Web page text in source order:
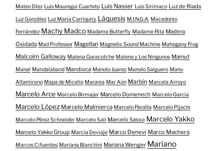
Mateo Díez Luis Mauregui Cuarteto Luis Nasser Luis Sirimaco Luz de Riada
Luz González Luz Maria Carriquiry Láquesis M.I.N.G.A. Macedonio
Fernández Machy Madco Madame Butterfly Madame Rita Madera
Oxidada Mad Professor Magellan Magnetic Sound Machine Mahogany Frog
Malcolm Galloway Malena Garacotche Malena y Los Ningunos Mamut
Manal Mandalaband Mandioca Manolo Juarez Manolo Salguero Manu
Altamirano Mapa de Micelio Marania Mar Aún Marbin Marcela Arroyo
Marcelo Arce Marcelo Birmajer Marcelo Domenech Marcelo García
Marcelo López Marcelo Malmierca Marcelo Peralta Marcelo Pijachi
Marcelo Pérez Schneider Marcelo Sali Marcelo Sasso Marcelo Yakko
Marcelo Yakko Group Marcia Deviaje Marco Denevi Marco Machera
Marcos Cifuentes Mariana Bianchini Mariana Wenger Mariano